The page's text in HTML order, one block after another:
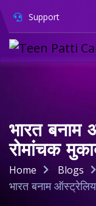
Support
भारत बनाम
रोमांचक
Home Blogs
भारत बनाम